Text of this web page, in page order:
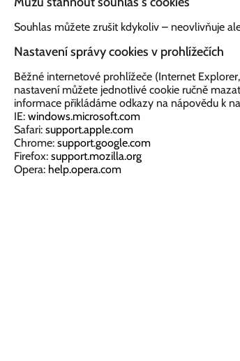
Souhlas můžete zrušit kdykoliv – neovlivňuje
Nastavení správy cookies v prohlížečích
Běžné internetové prohlížeče (Internet
nastavení můžete jednotlivé cookie ručně
informace přikládáme odkazy na nápovědu k
IE: windows.microsoft.com
Safari: support.apple.com
Chrome: support.google.com
Firefox: support.mozilla.org
Opera: help.opera.com